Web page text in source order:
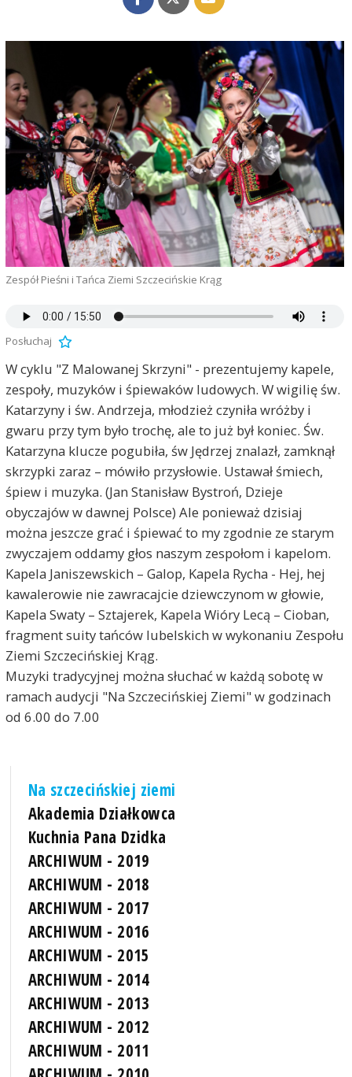
Zespół Pieśni i Tańca Ziemi Szczecińskie Krąg
Posłuchaj
W cyklu "Z Malowanej Skrzyni" - prezentujemy kapele,
zespoły, muzyków i śpiewaków ludowych. W wigilię św.
Katarzyny i św. Andrzeja, młodzież czyniła wróżby i
gwaru przy tym było trochę, ale to już był koniec. Św.
Katarzyna klucze pogubiła, św Jędrzej znalazł, zamknął
skrzypki zaraz – mówiło przysłowie. Ustawał śmiech,
śpiew i muzyka. (Jan Stanisław Bystroń, Dzieje
obyczajów w dawnej Polsce) Ale ponieważ dzisiaj
można jeszcze grać i śpiewać to my zgodnie ze starym
zwyczajem oddamy głos naszym zespołom i kapelom.
Kapela Janiszewskich – Galop, Kapela Rycha - Hej, hej
kawalerowie nie zawracajcie dziewczynom w głowie,
Kapela Swaty – Sztajerek, Kapela Wióry Lecą – Cioban,
fragment suity tańców lubelskich w wykonaniu Zespołu
Ziemi Szczecińskiej Krąg.
Muzyki tradycyjnej można słuchać w każdą sobotę w
ramach audycji "Na Szczecińskiej Ziemi" w godzinach
od 6.00 do 7.00
Na szczecińskiej ziemi
Akademia Działkowca
Kuchnia Pana Dzidka
ARCHIWUM - 2019
ARCHIWUM - 2018
ARCHIWUM - 2017
ARCHIWUM - 2016
ARCHIWUM - 2015
ARCHIWUM - 2014
ARCHIWUM - 2013
ARCHIWUM - 2012
ARCHIWUM - 2011